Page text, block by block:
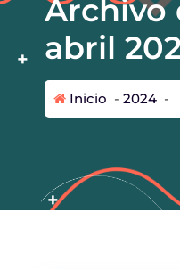
Archivo
abril
Inicio - 2024 -